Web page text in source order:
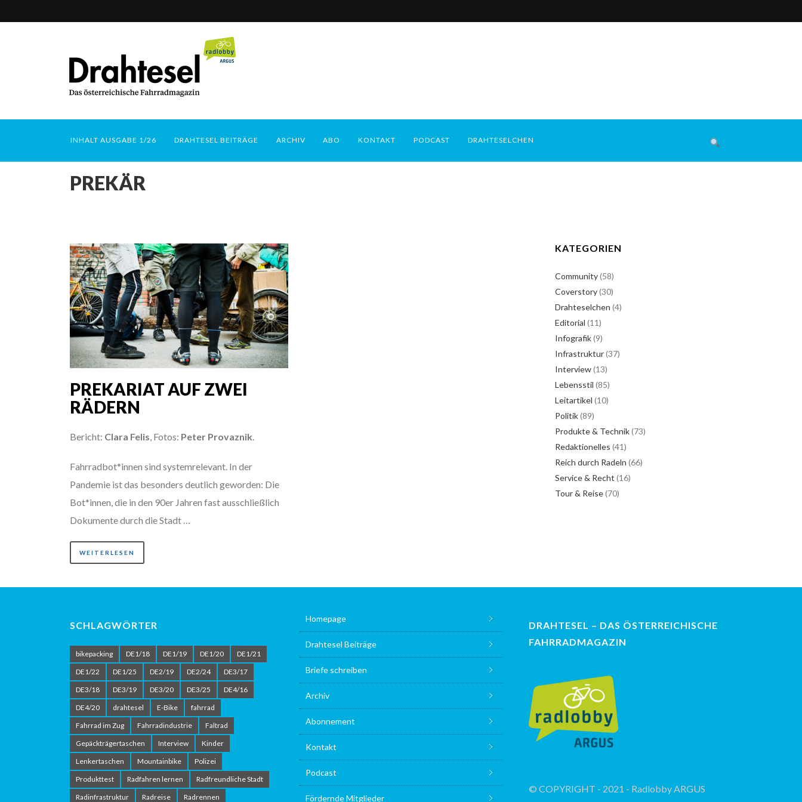
INHALT AUSGABE 1/26 DRAHTESEL BEITRÄGE ARCHIV ABO KONTAKT PODCAST DRAHTESELCHEN
PREKÄR
PREKARIAT AUF ZWEI
RÄDERN
Bericht: Clara Felis, Fotos: Peter Provaznik.
Fahrradbot*innen sind systemrelevant. In der
Pandemie ist das besonders deutlich geworden: Die
Bot*innen, die in den 90er Jahren fast ausschließlich
Dokumente durch die Stadt …
WEITERLESEN
KATEGORIEN
Community(58)
Coverstory(30)
Drahteselchen (4)
Editorial (11)
Infografik(9)
Infrastruktur(37)
Interview(13)
Lebensstil (85)
Leitartikel (10)
Politik(89)
Produkte & Technik(73)
Redaktionelles (41)
Reich durch Radeln (66)
Service & Recht (16)
Tour & Reise(70)
SCHLAGWÖRTER
bikepacking DE1/18 DE1/19 DE1/20
DE1/21
DE1/22
DE1/25 DE2/19 DE2/24
DE3/17
DE3/18
DE3/19 DE3/20 DE3/25
DE4/16
DE4/20
drahtesel E-Bike
fahrrad
Fahrrad im Zug
Fahrradindustrie
Faltrad
Gepäckträgertaschen
Interview
Kinder
Lenkertaschen
Mountainbike
Polizei
Produkttest
Radfahren lernen
Radfreundliche Stadt
Radinfrastruktur
Radreise Radrennen
Homepage
Drahtesel Beiträge
Briefe schreiben
Archiv
Abonnement
Kontakt
Podcast
Fördernde Mitglieder
DRAHTESEL – DAS ÖSTERREICHISCHE
FAHRRADMAGAZIN
© COPYRIGHT - 2021 - Radlobby ARGUS